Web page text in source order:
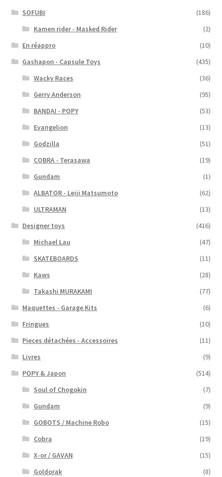
SOFUBI
(186)
Kamen rider - Masked Rider
(2)
En réappro
(10)
Gashapon - Capsule Toys
(435)
Wacky Races
(36)
Gerry Anderson
(95)
BANDAI - POPY
(53)
Evangelion
(13)
Godzilla
(51)
COBRA - Terasawa
(19)
Gundam
(1)
ALBATOR - Leiji Matsumoto
(62)
ULTRAMAN
(13)
Designer toys
(416)
Michael Lau
(47)
SKATEBOARDS
(11)
Kaws
(28)
Takashi MURAKAMI
(77)
Maquettes - Garage Kits
(6)
Fringues
(10)
Pieces détachées - Accessoires
(11)
Livres
(9)
POPY & Japon
(514)
Soul of Chogokin
(7)
Gundam
(9)
GOBOTS / Machine Robo
(15)
Cobra
(19)
X-or / GAVAN
(15)
Goldorak
(8)